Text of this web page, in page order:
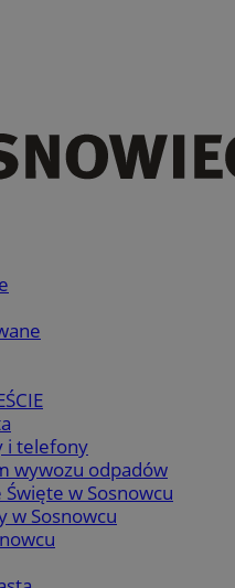
i telefony
wywozu odpadów
w Sosnowcu
w Sosnowcu